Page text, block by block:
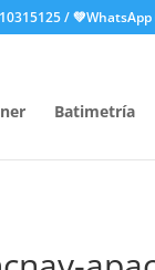
/ 💚WhatsApp
Batimetría